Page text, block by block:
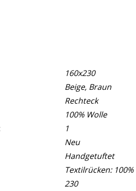
160x230
Beige, Braun
Rechteck
100% Wolle
1
Neu
Handgetuftet
Textilrücken:
230